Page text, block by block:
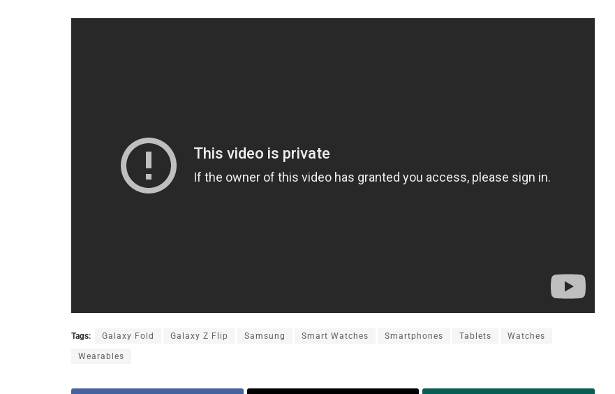
Tags: Galaxy Fold Galaxy Z Flip Samsung Smart Watches Smartphones Tablets Watches
Wearables